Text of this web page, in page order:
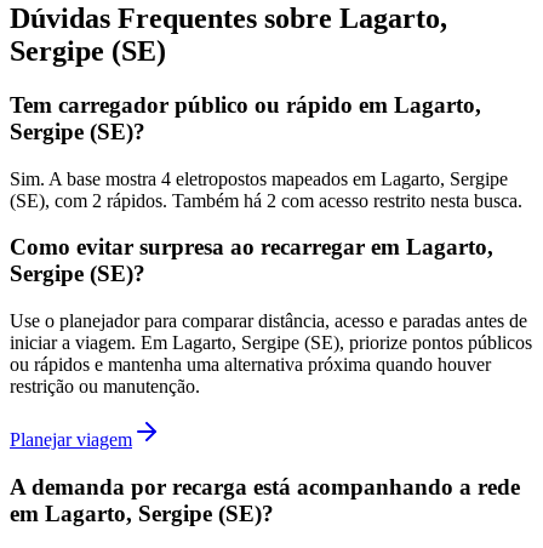
Dúvidas Frequentes sobre Lagarto,
Sergipe (SE)
Tem carregador público ou rápido em Lagarto,
Sergipe (SE)?
Sim. A base mostra 4 eletropostos mapeados em Lagarto, Sergipe
(SE), com 2 rápidos. Também há 2 com acesso restrito nesta busca.
Como evitar surpresa ao recarregar em Lagarto,
Sergipe (SE)?
Use o planejador para comparar distância, acesso e paradas antes de
iniciar a viagem. Em Lagarto, Sergipe (SE), priorize pontos públicos
ou rápidos e mantenha uma alternativa próxima quando houver
restrição ou manutenção.
Planejar viagem
A demanda por recarga está acompanhando a rede
em Lagarto, Sergipe (SE)?